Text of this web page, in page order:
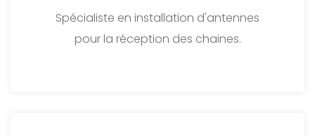
Spécialiste en installation d'antennes
pour la réception des chaines.